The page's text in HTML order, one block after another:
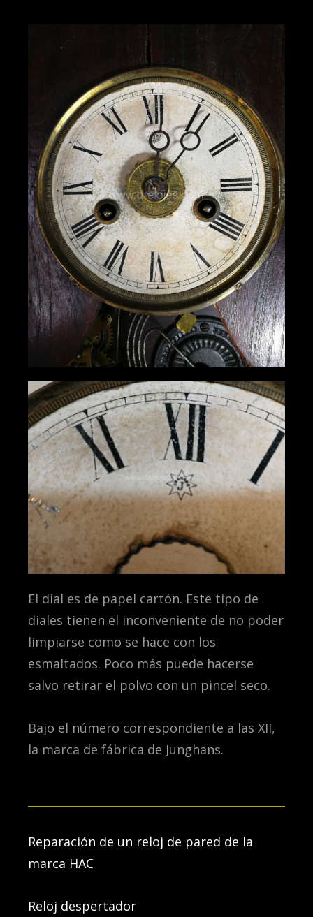
El dial es de papel cartón. Este tipo de
diales tienen el inconveniente de no poder
limpiarse como se hace con los
esmaltados. Poco más puede hacerse
salvo retirar el polvo con un pincel seco.
Bajo el número correspondiente a las XII,
la marca de fábrica de Junghans.
Reparación de un reloj de pared de la
marca HAC
Reloj despertador